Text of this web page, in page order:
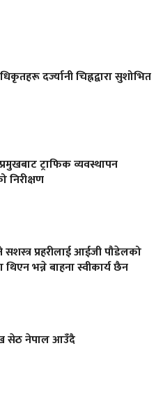
दर्ज्यानी चिह्नद्वारा सुशोभित
ट्राफिक व्यवस्थापन
निरीक्षण
सशस्त्र प्रहरीलाई आईजी पौडेलको
भन्ने बाहना स्वीकार्य छैन
सेठ नेपाल आउँदै